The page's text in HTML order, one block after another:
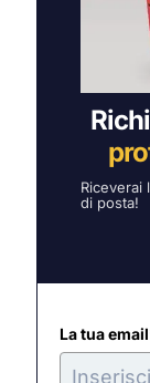
Riceverai
di posta!
La tua